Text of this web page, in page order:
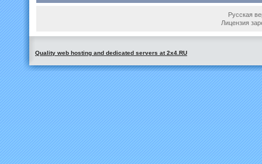
Русская
Лицензия
Quality web hosting and dedicated servers at 2x4.RU